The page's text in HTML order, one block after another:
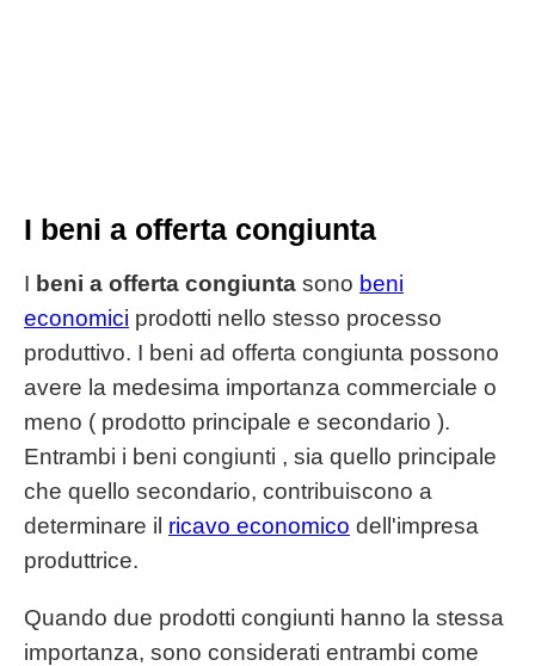
I beni a offerta congiunta
I beni a offerta congiunta sono beni
economici prodotti nello stesso processo
produttivo. I beni ad offerta congiunta possono
avere la medesima importanza commerciale o
meno ( prodotto principale e secondario ).
Entrambi i beni congiunti , sia quello principale
che quello secondario, contribuiscono a
determinare il ricavo economico dell'impresa
produttrice.
Quando due prodotti congiunti hanno la stessa
importanza, sono considerati entrambi come